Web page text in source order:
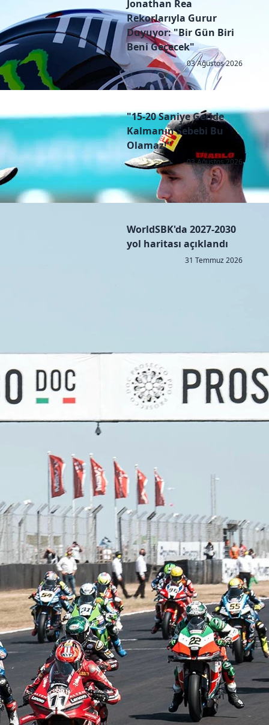
Jonathan Rea
Rekorlarıyla Gurur
Duyuyor: "Bir Gün Biri
Beni Geçecek"
03 Ağustos 2026
"15-20 Saniye Geride
Kalmanın Sebebi Bu
Olamaz!"
03 Ağustos 2026
WorldSBK'da 2027-2030
yol haritası açıklandı
31 Temmuz 2026
Copyright © 2026 - All right reserved by RaceResult